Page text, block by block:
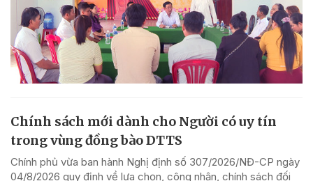
Chính sách mới dành cho Người có uy tín
trong vùng đồng bào DTTS
Chính phủ vừa ban hành Nghị định số 307/2026/NĐ-CP ngày
04/8/2026 quy định về lựa chọn, công nhận, chính sách đối